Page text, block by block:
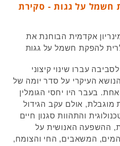
חשמל על גגות - סקירת
אקדמית הבוחנת את
להפקת חשמל על גגות
עברו שינוי קיצוני
העיקרי על סדר יומה של
בעבר היו יחסי הגומלין
מוגבלת, אולם עקב הגידול
והתהוות סגנון חיים
ההשפעה האנושית על
המשאבים, החי והצומח,